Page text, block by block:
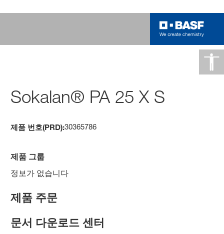
Sokalan® PA 25 X S
제품 번호(PRD):30365786
제품 그룹
정보가 없습니다
제품 주문
문서 다운로드 센터